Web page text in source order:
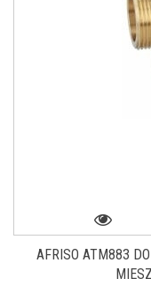
AFRISO ATM883